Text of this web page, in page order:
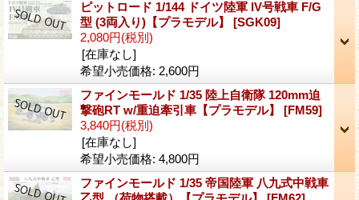
ピットロード 1/144 ドイツ陸軍 IV号戦車 F/G
型 (3両入り)【プラモデル】 [SGK09]
2,080円(税別)
[在庫なし]
希望小売価格: 2,600円
ファインモールド 1/35 陸上自衛隊 120mm迫
撃砲RT w/重迫牽引車【プラモデル】 [FM59]
3,840円(税別)
[在庫なし]
希望小売価格: 4,800円
ファインモールド 1/35 帝国陸軍 八九式中戦車